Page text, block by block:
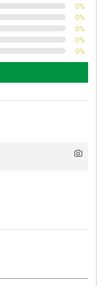
0%
0%
0%
0%
0%